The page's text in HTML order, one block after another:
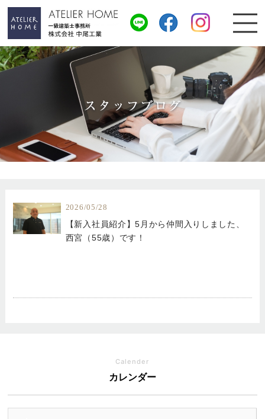
2026/05/28
【新入社員紹介】5月から仲間入りしました、
西宮（55歳）です！
Calender
カレンダー